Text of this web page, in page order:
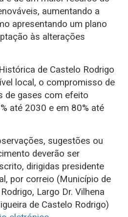
aumentando a
apresentando um plano
às alterações
de Castelo Rodrigo
local, o compromisso de
de gases com efeito
até 2030 e em 80% até
sugestões ou
deverão ser
dirigidas presidente
por correio (Município de
Largo Dr. Vilhena
de Castelo Rodrigo)